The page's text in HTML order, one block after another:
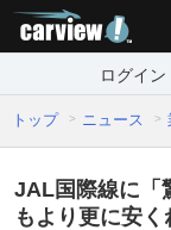
ログイン
トップ ニュース
JAL国際線に「
もより更に安